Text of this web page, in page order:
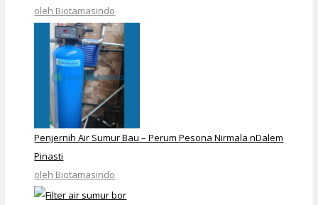
oleh Biotamasindo
Penjernih Air Sumur Bau – Perum Pesona Nirmala nDalem
Pinasti
oleh Biotamasindo